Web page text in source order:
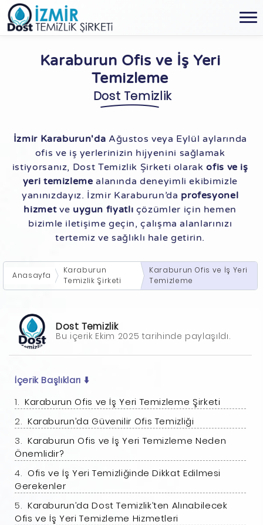
Karaburun Ofis ve İş Yeri
Temizleme
Dost Temizlik
İzmir Karaburun'da Ağustos veya Eylül aylarında
ofis ve iş yerlerinizin hijyenini sağlamak
istiyorsanız, Dost Temizlik Şirketi olarakofis ve iş
yeri temizleme alanında deneyimli ekibimizle
yanınızdayız. İzmir Karaburun’da profesyonel
hizmetve uygun fiyatlı çözümler için hemen
bizimle iletişime geçin, çalışma alanlarınızı
tertemiz ve sağlıklı hale getirin.
Anasayfa
Karaburun
Temizlik Şirketi
Karaburun Ofis ve İş Yeri
Temizleme
Dost Temizlik
Bu içerik Ekim 2025 tarihinde paylaşıldı.
İçerik Başlıkları ⬇️
Karaburun Ofis ve İş Yeri Temizleme Şirketi
Karaburun’da Güvenilir Ofis Temizliği
Karaburun Ofis ve İş Yeri Temizleme Neden
Önemlidir?
Ofis ve İş Yeri Temizliğinde Dikkat Edilmesi
Gerekenler
Karaburun’da Dost Temizlik’ten Alınabilecek
Ofis ve İş Yeri Temizleme Hizmetleri